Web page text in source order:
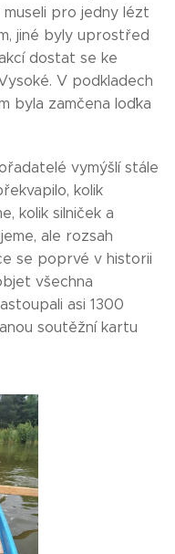
pro jedny lézt
jiné byly uprostřed
dostat se ke
V podkladech
byla zamčena loďka
vymýšlí stále
kolik
kolik silniček a
ale rozsah
se poprvé v historii
všechna
asi 1300
soutěžní kartu